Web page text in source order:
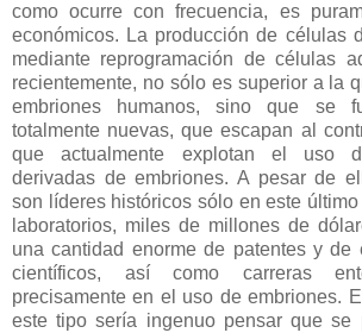
como ocurre con frecuencia, es
económicos. La producción de células
mediante reprogramación de células
recientemente, no sólo es superior a la
embriones humanos, sino que se
totalmente nuevas, que escapan al
que actualmente explotan el uso
derivadas de embriones. A pesar de
son líderes históricos sólo en este
laboratorios, miles de millones de
una cantidad enorme de patentes y de
científicos, así como carreras
precisamente en el uso de embriones.
este tipo sería ingenuo pensar que se